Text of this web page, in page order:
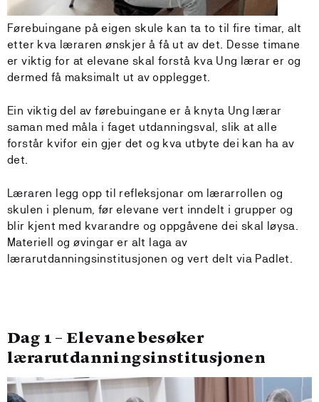
Førebuingane på eigen skule kan ta to til fire timar, alt
etter kva læraren ønskjer å få ut av det. Desse timane
er viktig for at elevane skal forstå kva Ung lærar er og
dermed få maksimalt ut av opplegget.
Ein viktig del av førebuingane er å knyta Ung lærar
saman med måla i faget utdanningsval, slik at alle
forstår kvifor ein gjer det og kva utbyte dei kan ha av
det.
Læraren legg opp til refleksjonar om lærarrollen og
skulen i plenum, før elevane vert inndelt i grupper og
blir kjent med kvarandre og oppgåvene dei skal løysa.
Materiell og øvingar er alt laga av
lærarutdanningsinstitusjonen og vert delt via Padlet.
Dag 1 – Elevane besøker
lærarutdanningsinstitusjonen